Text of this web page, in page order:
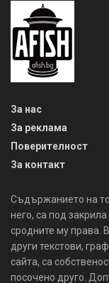
За нас
За реклама
Поверителност
За контакт
Съдържанието на
него, са под
сродните му права.
други текстови,
сайта, са
посочено друго.